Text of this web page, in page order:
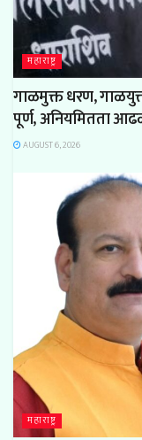
महाराष्ट्र
गाळमुक्त धरण,
पूर्ण, अनियमितता
AUGUST 6, 2026
महाराष्ट्र